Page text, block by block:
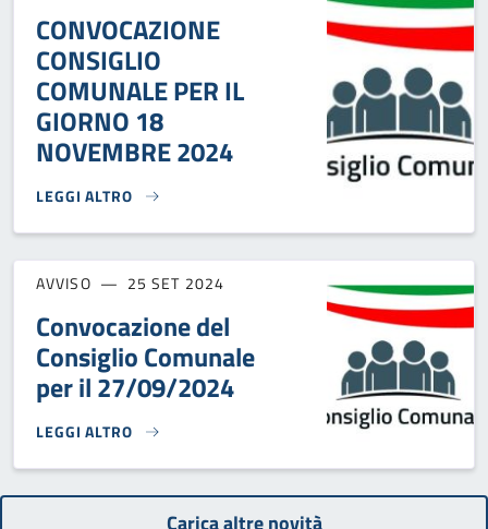
CONVOCAZIONE
CONSIGLIO
COMUNALE PER IL
GIORNO 18
NOVEMBRE 2024
LEGGI ALTRO
CONVOCAZIONE CONSIGLIO COMUNALE PER IL GIORNO 18
AVVISO 25 SET 2024
Convocazione del
Consiglio Comunale
per il 27/09/2024
LEGGI ALTRO
CONVOCAZIONE DEL CONSIGLIO COMUNALE PER IL 27/09/
Carica altre novità